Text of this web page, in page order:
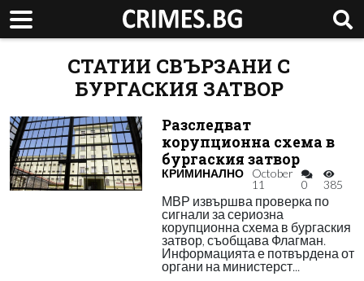
СТАТИИ СВЪРЗАНИ С
БУРГАСКИЯ ЗАТВОР
Разследват
корупционна схема в
бургаския затвор
КРИМИНАЛНО
October
11
0 385
МВР извършва проверка по
сигнали за сериозна
корупционна схема в бургаския
затвор, съобщава Флагман.
Информацията е потвърдена от
органи на министерст...